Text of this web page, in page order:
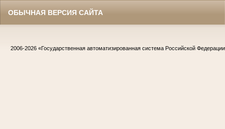
ОБЫЧНАЯ ВЕРСИЯ САЙТА
2006-2026 «Государственная автоматизированная система Российской